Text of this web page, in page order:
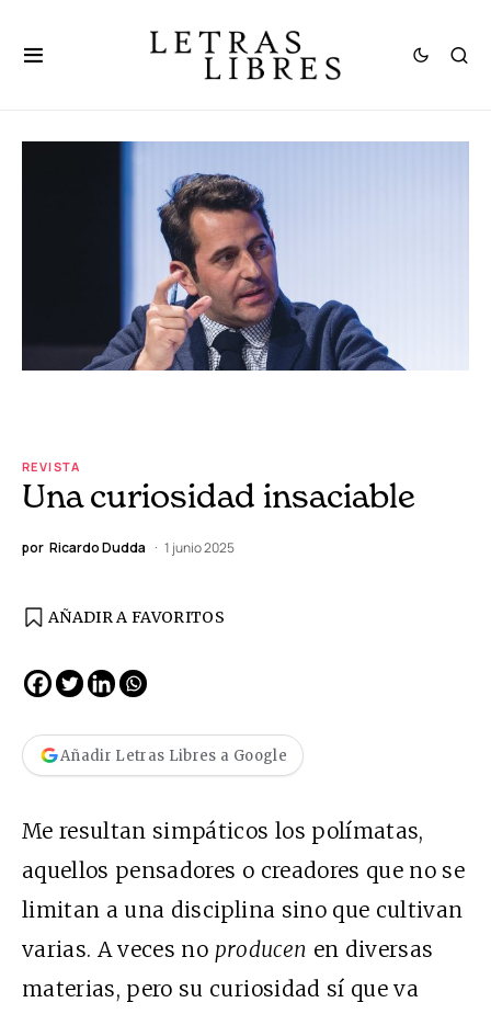
REVISTA
Una curiosidad insaciable
por Ricardo Dudda 1 junio 2025
AÑADIR A FAVORITOS
Añadir Letras Libres a Google
Me resultan simpáticos los polímatas,
aquellos pensadores o creadores que no se
limitan a una disciplina sino que cultivan
varias. A veces no producen en diversas
materias, pero su curiosidad sí que va